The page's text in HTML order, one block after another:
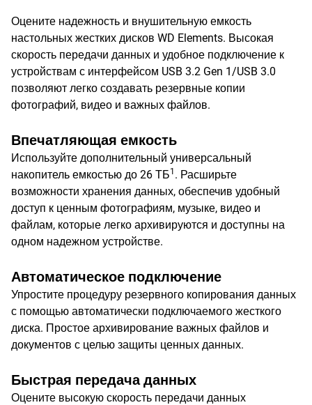
Оцените надежность и внушительную емкость
настольных жестких дисков WD Elements. Высокая
скорость передачи данных и удобное подключение к
устройствам с интерфейсом USB 3.2 Gen 1/USB 3.0
позволяют легко создавать резервные копии
фотографий, видео и важных файлов.
Впечатляющая емкость
Используйте дополнительный универсальный
накопитель емкостью до 26 ТБ1 . Расширьте
возможности хранения данных, обеспечив удобный
доступ к ценным фотографиям, музыке, видео и
файлам, которые легко архивируются и доступны на
одном надежном устройстве.
Автоматическое подключение
Упростите процедуру резервного копирования данных
с помощью автоматически подключаемого жесткого
диска. Простое архивирование важных файлов и
документов с целью защиты ценных данных.
Быстрая передача данных
Оцените высокую скорость передачи данных